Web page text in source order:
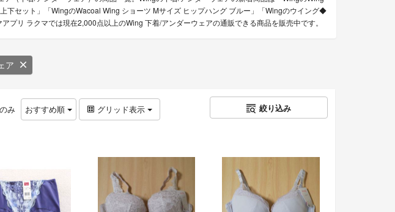
セット」「WingのWacoal Wing ショーツ Mサイズ ヒップハング ブルー」「Wingのウイング◆
プリ ラクマでは現在2,000点以上のWing 下着/アンダーウェアの通販できる商品を販売中です。
ア
み おすすめ順 グリッド表示 絞り込み